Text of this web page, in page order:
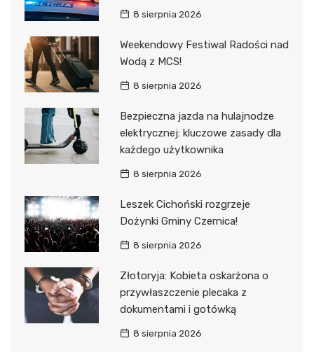
8 sierpnia 2026
Weekendowy Festiwal Radości nad
Wodą z MCS!
8 sierpnia 2026
Bezpieczna jazda na hulajnodze
elektrycznej: kluczowe zasady dla
każdego użytkownika
8 sierpnia 2026
Leszek Cichoński rozgrzeje
Dożynki Gminy Czernica!
8 sierpnia 2026
Złotoryja: Kobieta oskarżona o
przywłaszczenie plecaka z
dokumentami i gotówką
8 sierpnia 2026